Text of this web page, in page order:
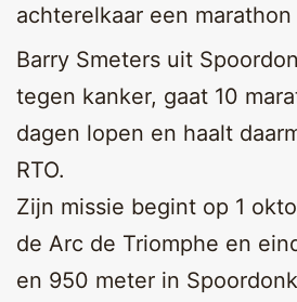
achterelkaar een marathon
Barry Smeters uit
tegen kanker, gaat 10
dagen lopen en haalt
RTO.
Zijn missie begint op 1
de Arc de Triomphe en
en 950 meter in